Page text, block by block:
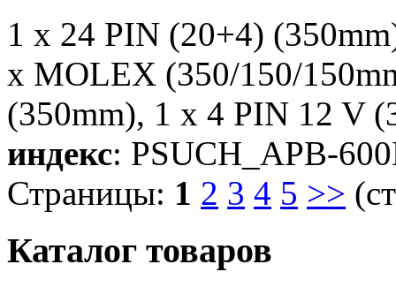
1 x 24 PIN (20+4)
x MOLEX (350/150/
(350mm), 1 x 4 PIN 12 V
индекс: PSUCH_APB-
Страницы: 1 2 3 4 5 >>
Каталог товаров